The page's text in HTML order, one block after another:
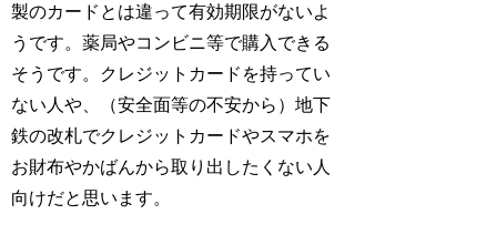
製のカードとは違って有効期限がないよ
うです。薬局やコンビニ等で購入できる
そうです。クレジットカードを持ってい
ない人や、（安全面等の不安から）地下
鉄の改札でクレジットカードやスマホを
お財布やかばんから取り出したくない人
向けだと思います。